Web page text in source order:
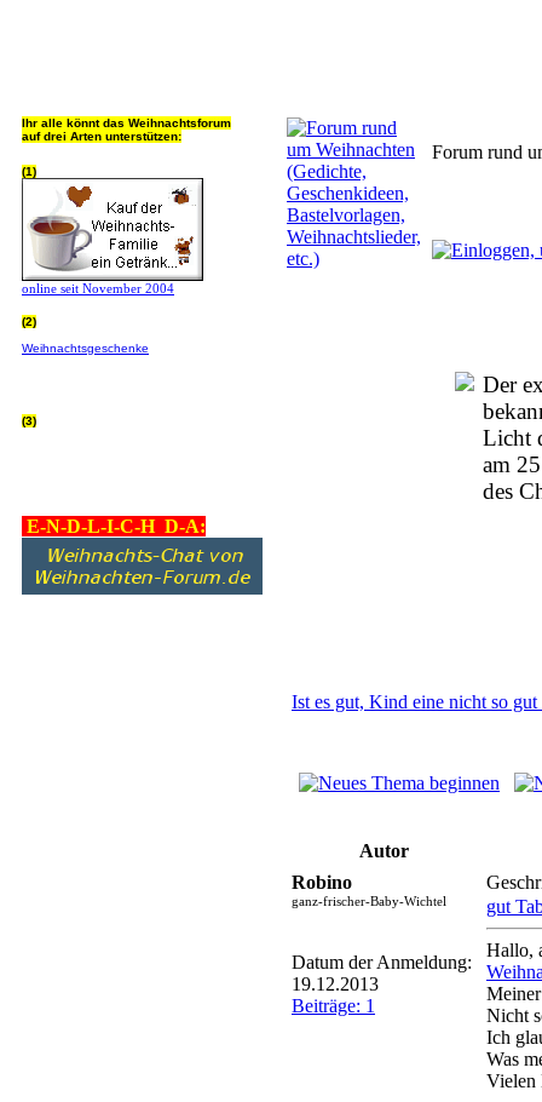
Ihr alle könnt das Weihnachtsforum
auf drei Arten unterstützen:
(1)
online seit November 2004
(2)
Weihnachtsgeschenke
(3)
E-N-D-L-I-C-H D-A:
Forum rund
Der
Licht
am
des
Ist es gut, Kind eine nicht so gut
Autor
Robino
ganz-frischer-Baby-Wichtel
Datum der Anmeldung:
19.12.2013
Beiträge: 1
gut
Hallo,
Nicht
Ich
Was
Vielen